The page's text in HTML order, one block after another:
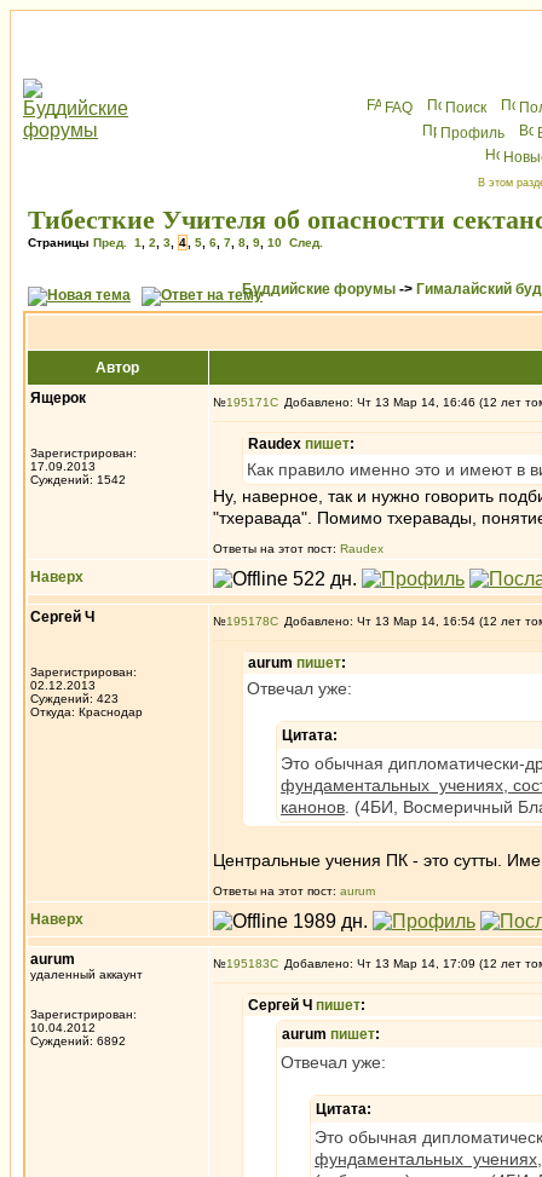
FAQ Поиск
Профиль
В этом
Тибесткие Учителя об опасностти
Страницы Пред. 1 2 3 4 5 6 7 8 9 10 След.
Буддийские форумы -> Гималайский
Автор
Ящерок
Зарегистрирован:
17.09.2013
Суждений: 1542
№195171 Добавлено: Чт 13 Мар 14, 16:46 (12 лет
Raudex пишет:
Как правило именно это и имеют в
Ну, наверное, так и нужно говорить
"тхеравада". Помимо тхеравады,
Ответы на этот пост: Raudex
Наверх
Сергей Ч
Зарегистрирован:
02.12.2013
Суждений: 423
Откуда: Краснодар
№195178 Добавлено: Чт 13 Мар 14, 16:54 (12 лет
aurum пишет:
Отвечал уже:
Цитата:
Это обычная дипломатически-
фундаментальных учениях,
канонов . (4БИ, Восмеричный
Центральные учения ПК - это сутты.
Ответы на этот пост: aurum
Наверх
aurum
удаленный аккаунт
Зарегистрирован:
10.04.2012
Суждений: 6892
№195183 Добавлено: Чт 13 Мар 14, 17:09 (12 лет
Сергей Ч пишет:
aurum пишет:
Отвечал уже:
Цитата:
Это обычная
фундаментальных